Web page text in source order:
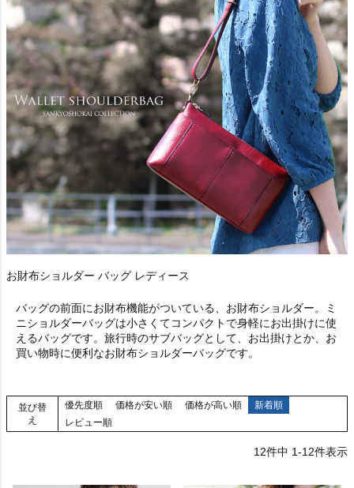
お財布ショルダー バッグ レディース
バッグの前面にお財布機能がついている、お財布ショルダー。ミ
ニショルダーバッグは小さくてコンパクトで身軽にお出掛けに使
えるバッグです。旅行時のサブバッグとして、お出掛けとか、お
買い物時に便利なお財布ショルダーバッグです。
並び替
え
優先度順 価格が安い順 価格が高い順
新着順
レビュー順
12件中 1-12件表示